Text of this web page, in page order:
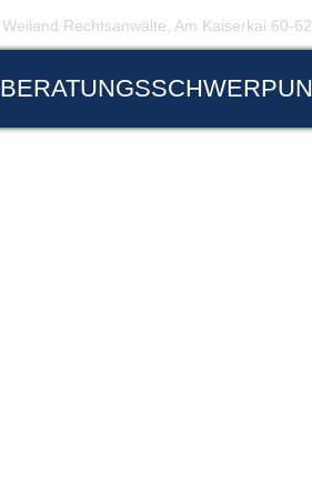
Rechtsanwälte, Am Kaiserkai 60-